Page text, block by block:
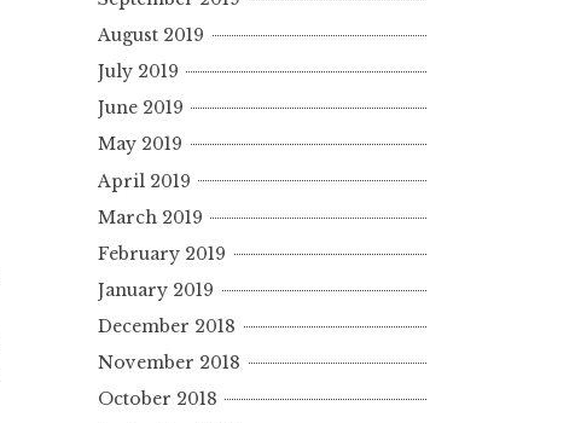
August 2019
July 2019
June 2019
May 2019
April 2019
March 2019
February 2019
January 2019
December 2018
November 2018
October 2018